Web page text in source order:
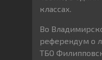
классах.
Во
референдум о
ТБО